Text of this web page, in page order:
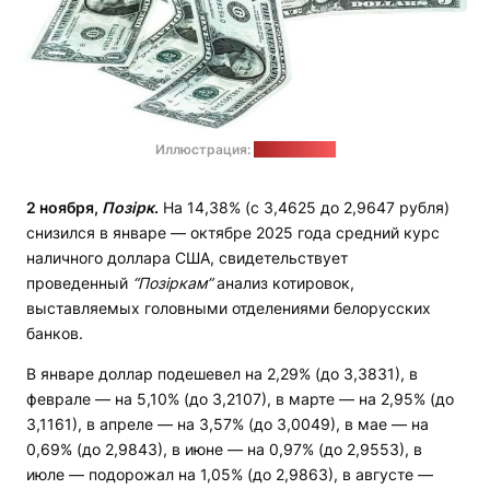
Иллюстрация:
2 ноября, Позірк. На 14,38% (с 3,4625 до 2,9647 рубля)
снизился в январе — октябре 2025 года средний курс
наличного доллара США, свидетельствует
проведенный “Позіркам”анализ котировок,
выставляемых головными отделениями белорусских
банков.
В январе доллар подешевел на 2,29% (до 3,3831), в
феврале — на 5,10% (до 3,2107), в марте — на 2,95% (до
3,1161), в апреле — на 3,57% (до 3,0049), в мае — на
0,69% (до 2,9843), в июне — на 0,97% (до 2,9553), в
июле — подорожал на 1,05% (до 2,9863), в августе —